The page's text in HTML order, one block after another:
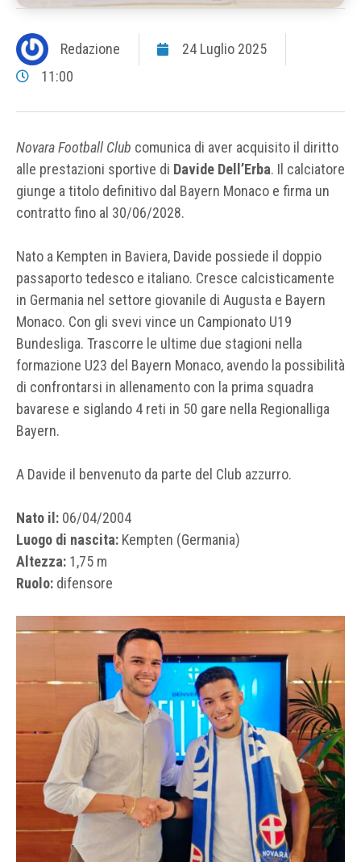
Redazione
24 Luglio 2025
11:00
Novara Football Club comunica di aver acquisito il diritto
alle prestazioni sportive di Davide Dell’Erba. Il calciatore
giunge a titolo definitivo dal Bayern Monaco e firma un
contratto fino al 30/06/2028.
Nato a Kempten in Baviera, Davide possiede il doppio
passaporto tedesco e italiano. Cresce calcisticamente
in Germania nel settore giovanile di Augusta e Bayern
Monaco. Con gli svevi vince un Campionato U19
Bundesliga. Trascorre le ultime due stagioni nella
formazione U23 del Bayern Monaco, avendo la possibilità
di confrontarsi in allenamento con la prima squadra
bavarese e siglando 4 reti in 50 gare nella Regionalliga
Bayern.
A Davide il benvenuto da parte del Club azzurro.
Nato il: 06/04/2004
Luogo di nascita: Kempten (Germania)
Altezza: 1,75 m
Ruolo: difensore